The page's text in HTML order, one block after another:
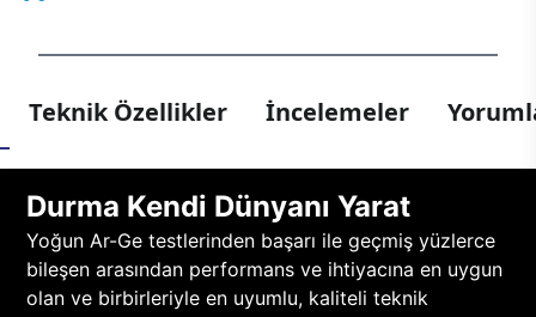
Teknik Özellikler İncelemeler
Durma Kendi Dünyanı Yarat
Yoğun Ar-Ge testlerinden başarı ile geçmiş yüzlerce
bileşen arasından performans ve ihtiyacına en uygun
olan ve birbirleriyle en uyumlu, kaliteli teknik